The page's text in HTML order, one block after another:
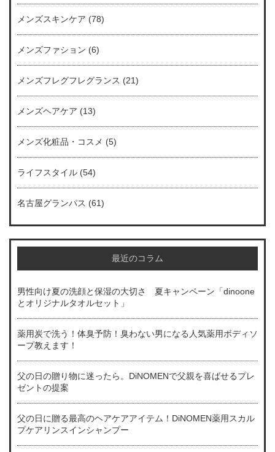
メンズスキンケア (78)
メンズファション (6)
メンズフレグフレグランス (21)
メンズヘアケア (13)
メンズ化粧品・コスメ (5)
ライフスタイル (54)
名古屋グランパス (61)
最近のコラム
男性向け夏の洗顔と保湿の大切さ 夏キャンペーン「dinoone
とオリジナルタオルセット」
薬用炭で洗う！体臭予防！臭わない男になる人気薬用ボディソ
ープ教えます！
父の日の贈り物に迷ったら。DiNOMENで父親を喜ばせるプレ
ゼントの提案
父の日に贈る最高のヘアケアアイテム！DiNOMEN薬用スカル
プケアリンスインシャンプー